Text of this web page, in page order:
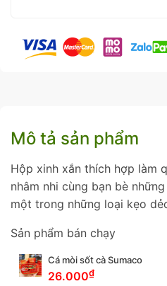
Mô tả sản phẩm
Hộp xinh xắn thích hợp làm
nhâm nhi cùng bạn bè
một trong những loại kẹo
Sản phẩm bán chạy
Cá mòi sốt cà Sumaco
26.000₫